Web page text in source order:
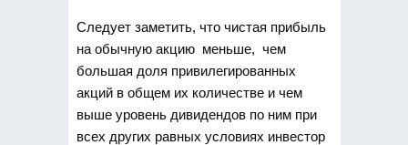
Следует заметить, что чистая прибыль
на обычную акцию меньше, чем
большая доля привилегированных
акций в общем их количестве и чем
выше уровень дивидендов по ним при
всех других равных условиях инвестор